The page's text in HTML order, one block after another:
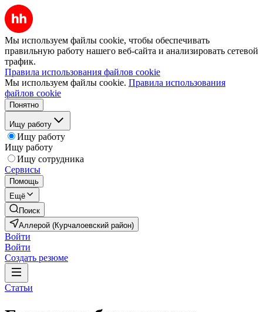
Мы используем файлы cookie, чтобы обеспечивать
правильную работу нашего веб-сайта и анализировать сетевой
трафик.
Правила использования файлов cookie
Мы используем файлы cookie. Правила использования
файлов cookie
Понятно
Ищу работу
Ищу работу
Ищу работу
Ищу сотрудника
Сервисы
Помощь
Ещё
Поиск
Аллерой (Курчалоевский район)
Войти
Войти
Создать резюме
Статьи